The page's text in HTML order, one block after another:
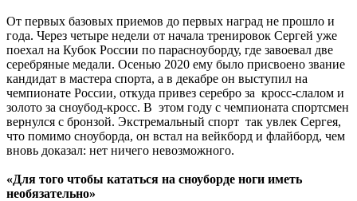
От первых базовых приемов до первых наград не прошло и
года. Через четыре недели от начала тренировок Сергей уже
поехал на Кубок России по парасноуборду, где завоевал две
серебряные медали. Осенью 2020 ему было присвоено звание
кандидат в мастера спорта, а в декабре он выступил на
чемпионате России, откуда привез серебро за кросс-слалом и
золото за сноубод-кросс. В этом году с чемпионата спортсмен
вернулся с бронзой. Экстремальный спорт так увлек Сергея,
что помимо сноуборда, он встал на вейкборд и флайборд, чем
вновь доказал: нет ничего невозможного.
«Для того чтобы кататься на сноуборде ноги иметь
необязательно»